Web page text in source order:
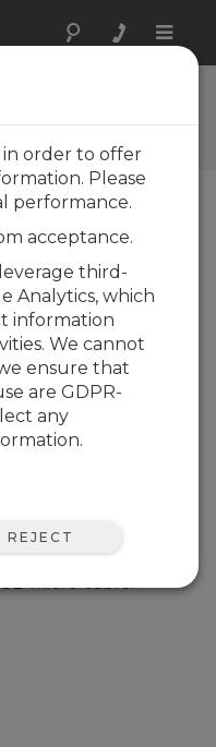
Toggle
instantané aux
ouEnregistrez-
the Device
micro cable.
in order to offer
Please
performance.
acceptance.
third-
Analytics, which
information
We cannot
ensure that
are GDPR-
any
REJECT